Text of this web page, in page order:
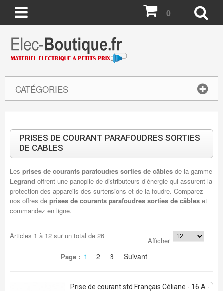
CATÉGORIES
0
PRISES DE COURANT PARAFOUDRES SORTIES
DE CABLES
Les prises de courants parafoudres sorties de câblesde la gamme
Legrand offrent une panoplie de distributeurs d’énergie qui assurent la
protection des appareils des surtensions et de la foudre. Comparez
nos offres de prises de courants parafoudres sorties de câbles et
commandez en ligne.
Articles 1 à 12sur un total de 26
Afficher
Page : 1 2 3 Suivant
Prise de courant std Français Céliane - 16 A -